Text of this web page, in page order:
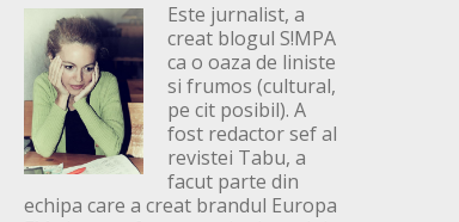
Este jurnalist, a
creat blogul S!MPA
ca o oaza de liniste
si frumos (cultural,
pe cit posibil). A
fost redactor sef al
revistei Tabu, a
facut parte din
echipa care a creat brandul Europa